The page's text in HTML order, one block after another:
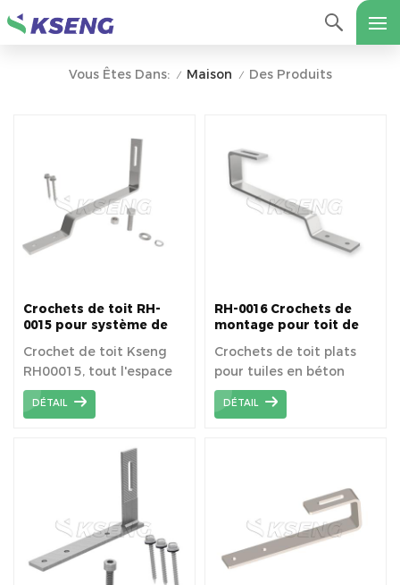
Vous Êtes Dans: / Maison / Des Produits
Crochets de toit RH-
0015 pour système de
tuiles plates solaires
Crochet de toit Kseng
RH00015, tout l'espace
disponible sur le toit
peut être pleinement
DÉTAIL
RH-0016 Crochets de
montage pour toit de
Crochets de toit plats
pour tuiles en béton
DÉTAIL